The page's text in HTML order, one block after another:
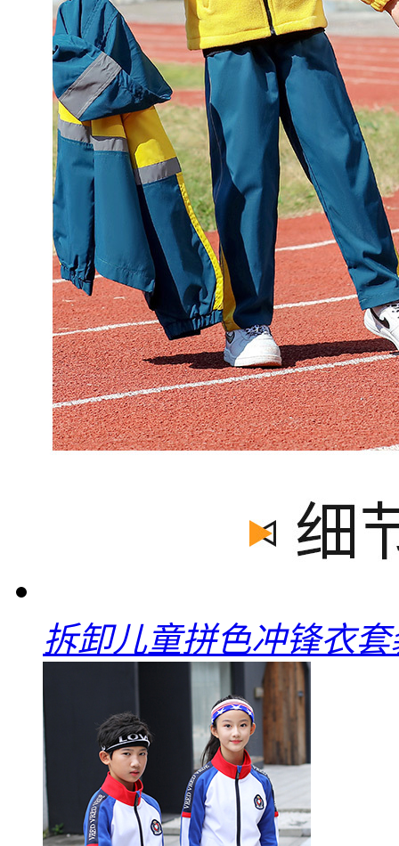
拆卸儿童拼色冲锋衣